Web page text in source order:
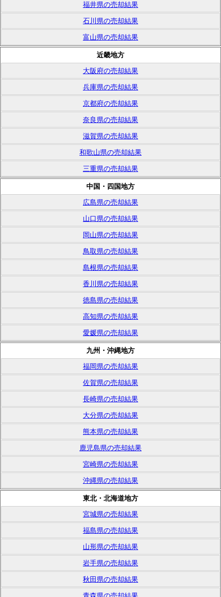
福井県の売却結果
石川県の売却結果
富山県の売却結果
近畿地方
大阪府の売却結果
兵庫県の売却結果
京都府の売却結果
奈良県の売却結果
滋賀県の売却結果
和歌山県の売却結果
三重県の売却結果
中国・四国地方
広島県の売却結果
山口県の売却結果
岡山県の売却結果
鳥取県の売却結果
島根県の売却結果
香川県の売却結果
徳島県の売却結果
高知県の売却結果
愛媛県の売却結果
九州・沖縄地方
福岡県の売却結果
佐賀県の売却結果
長崎県の売却結果
大分県の売却結果
熊本県の売却結果
鹿児島県の売却結果
宮崎県の売却結果
沖縄県の売却結果
東北・北海道地方
宮城県の売却結果
福島県の売却結果
山形県の売却結果
岩手県の売却結果
秋田県の売却結果